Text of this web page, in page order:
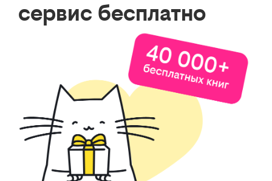
сервис бесплатно